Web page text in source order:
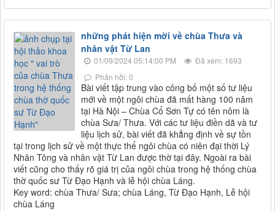
những phát hiện mời về chùa Thưa và
nhân vật Từ Lan
01/09/2024 05:14:00 PM
Đã xem: 1693
Phản hồi: 0
Bài viết tập trung vào công bố một số tư liệu
mới về một ngôi chùa đã mất hàng 100 năm
tại Hà Nội – Chùa Cổ Sơn Tự có tên nôm là
chùa Sưa/ Thưa. Với các tư liệu điền dã và tư
liệu lịch sử, bài viết đã khẳng định về sự tồn
tại trong lịch sử về một thực thể ngôi chùa có niên đại thời Lý
Nhân Tông và nhân vật Từ Lan được thờ tại đây. Ngoài ra bài
viết cũng cho thấy rõ giá trị của ngôi chùa trong hệ thống chùa
thờ quốc sư Từ Đạo Hạnh và lễ hội chùa Láng.
Key word: chùa Thưa/ Sưa; chùa Láng, Từ Đạo Hạnh, Lễ hội
chùa Láng